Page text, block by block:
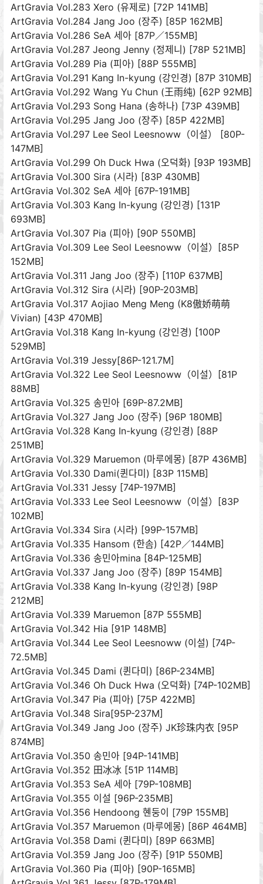
ArtGravia Vol.283 Xero (유제로) [72P 141MB]
ArtGravia Vol.284 Jang Joo (장주) [85P 162MB]
ArtGravia Vol.286 SeA 세아 [87P／155MB]
ArtGravia Vol.287 Jeong Jenny (정제니) [78P 521MB]
ArtGravia Vol.289 Pia (피아) [88P 555MB]
ArtGravia Vol.291 Kang In-kyung (강인경) [87P 310MB]
ArtGravia Vol.292 Wang Yu Chun (王雨纯) [62P 92MB]
ArtGravia Vol.293 Song Hana (송하나) [73P 439MB]
ArtGravia Vol.295 Jang Joo (장주) [85P 422MB]
ArtGravia Vol.297 Lee Seol Leesnoww（이설） [80P-
147MB]
ArtGravia Vol.299 Oh Duck Hwa (오덕화) [93P 193MB]
ArtGravia Vol.300 Sira (시라) [83P 430MB]
ArtGravia Vol.302 SeA 세아 [67P-191MB]
ArtGravia Vol.303 Kang In-kyung (강인경) [131P
693MB]
ArtGravia Vol.307 Pia (피아) [90P 550MB]
ArtGravia Vol.309 Lee Seol Leesnoww（이설）[85P
152MB]
ArtGravia Vol.311 Jang Joo (장주) [110P 637MB]
ArtGravia Vol.312 Sira (시라) [90P-203MB]
ArtGravia Vol.317 Aojiao Meng Meng (K8傲娇萌萌
Vivian) [43P 470MB]
ArtGravia Vol.318 Kang In-kyung (강인경) [100P
529MB]
ArtGravia Vol.319 Jessy[86P-121.7M]
ArtGravia Vol.322 Lee Seol Leesnoww（이설）[81P
88MB]
ArtGravia Vol.325 송민아 [69P-87.2MB]
ArtGravia Vol.327 Jang Joo (장주) [96P 180MB]
ArtGravia Vol.328 Kang In-kyung (강인경) [88P
251MB]
ArtGravia Vol.329 Maruemon (마루에몽) [87P 436MB]
ArtGravia Vol.330 Dami(퀸다미) [83P 115MB]
ArtGravia Vol.331 Jessy [74P-197MB]
ArtGravia Vol.333 Lee Seol Leesnoww（이설）[83P
102MB]
ArtGravia Vol.334 Sira (시라) [99P-157MB]
ArtGravia Vol.335 Hansom (한솜) [42P／144MB]
ArtGravia Vol.336 송민아mina [84P-125MB]
ArtGravia Vol.337 Jang Joo (장주) [89P 154MB]
ArtGravia Vol.338 Kang In-kyung (강인경) [98P
212MB]
ArtGravia Vol.339 Maruemon [87P 555MB]
ArtGravia Vol.342 Hia [91P 148MB]
ArtGravia Vol.344 Lee Seol Leesnoww (이설) [74P-
72.5MB]
ArtGravia Vol.345 Dami (퀸다미) [86P-234MB]
ArtGravia Vol.346 Oh Duck Hwa (오덕화) [74P-102MB]
ArtGravia Vol.347 Pia (피아) [75P 422MB]
ArtGravia Vol.348 Sira[95P-237M]
ArtGravia Vol.349 Jang Joo (장주) JK珍珠内衣 [95P
874MB]
ArtGravia Vol.350 송민아 [94P-141MB]
ArtGravia Vol.352 田冰冰 [51P 114MB]
ArtGravia Vol.353 SeA 세아 [79P-108MB]
ArtGravia Vol.355 이설 [96P-235MB]
ArtGravia Vol.356 Hendoong 혠둥이 [79P 155MB]
ArtGravia Vol.357 Maruemon (마루에몽) [86P 464MB]
ArtGravia Vol.358 Dami (퀸다미) [89P 663MB]
ArtGravia Vol.359 Jang Joo (장주) [91P 550MB]
ArtGravia Vol.360 Pia (피아) [90P-165MB]